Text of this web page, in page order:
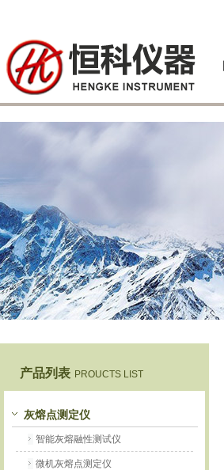
产品列表 PROUCTS LIST
灰熔点测定仪
智能灰熔融性测试仪
微机灰熔点测定仪